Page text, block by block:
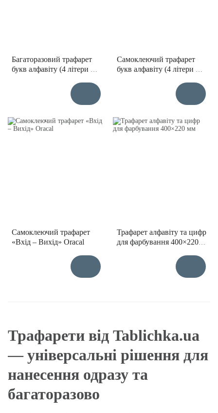
Багаторазовий трафарет
букв алфавіту (4 літери на
Самоклеючий трафарет
букв алфавіту (4 літери на
Самоклеючий трафарет
«Вхід – Вихід» Oracal
Трафарет алфавіту та цифр
для фарбування 400×220
Трафарети від Tablichka.ua
— універсальні рішення для
нанесення одразу та
багаторазово